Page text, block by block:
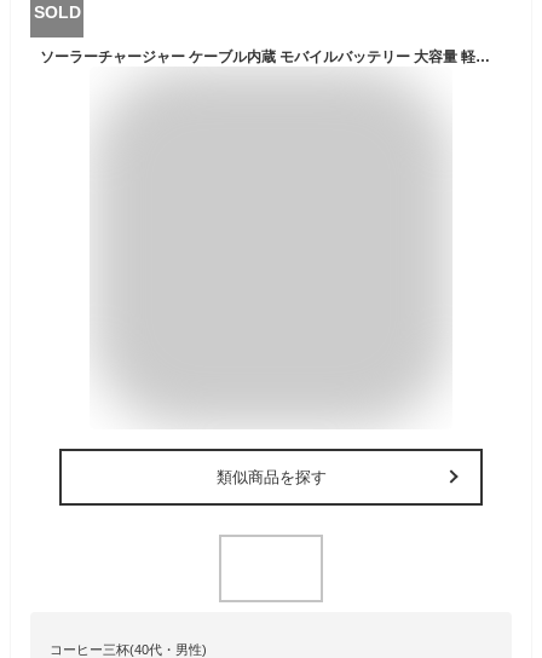
SOLD
ソーラーチャージャー ケーブル内蔵 モバイルバッテリー 大容量 軽量 ケーブル内蔵 ソーラー充電器 31200mAh 急速充電 QuickCharge 最大3A急速充電 ソーラー充電器 充電バッテリー 急速充電 携帯充電器 ソーラーパネル LEDライト 6台同時充電 IPX6防水 防塵 耐衝撃 スマホ 太陽光で充電でき
類似商品を探す
コーヒー三杯(40代・男性)